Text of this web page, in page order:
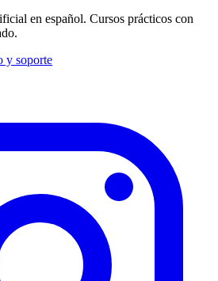
en español. Cursos prácticos con
y soporte